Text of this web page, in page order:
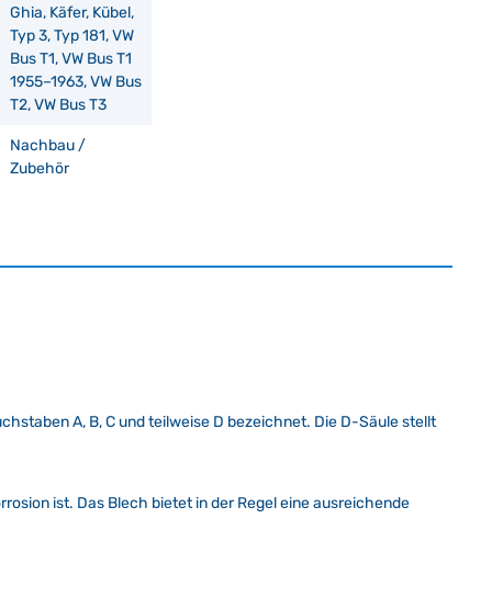
Ghia, Käfer, Kübel,
Typ 3, Typ 181, VW
Bus T1, VW Bus T1
1955–1963, VW Bus
T2, VW Bus T3
Nachbau /
Zubehör
A, B, C und teilweise D bezeichnet. Die D-Säule stellt
ist. Das Blech bietet in der Regel eine ausreichende